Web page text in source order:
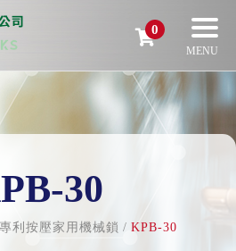
0
30
專利按壓家用機械鎖 KPB-30